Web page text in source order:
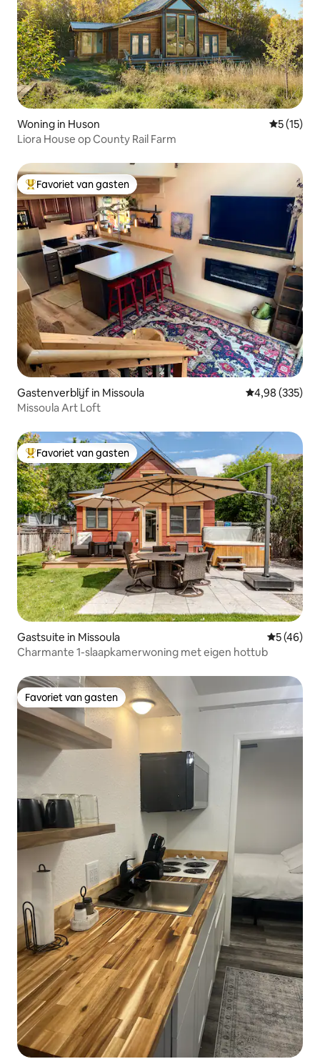
Woning in Huson
5 (15)
Liora House op County Rail Farm
Topfavoriet van gasten
Favoriet van gasten
Gastenverblijf in Missoula Gemiddelde
4,98 (335)
Missoula Art Loft
Topfavoriet van gasten
Favoriet van gasten
Gastsuite in Missoula
5 (46)
Charmante 1-slaapkamerwoning met eigen hottub
Favoriet van gasten
Favoriet van gasten